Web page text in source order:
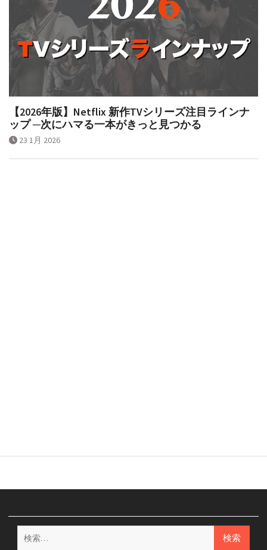
【2026年版】Netflix 新作TVシリーズ注目ラインナ
ップ ─次にハマる一本がきっと見つかる
23 1月 2026
検
索: